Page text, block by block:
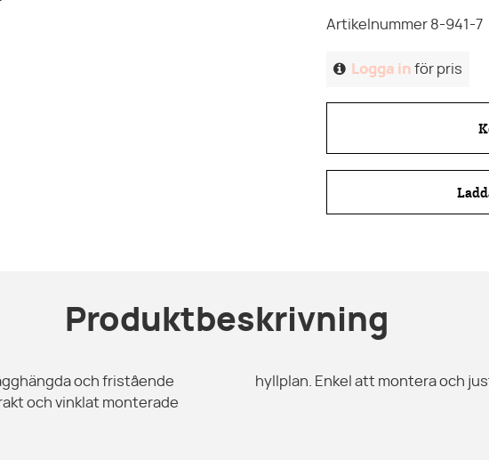
Artikelnummer 8-941-7
Logga in för pris
Produktbeskrivning
och fristående
och vinklat monterade
hyllplan. Enkel att montera och